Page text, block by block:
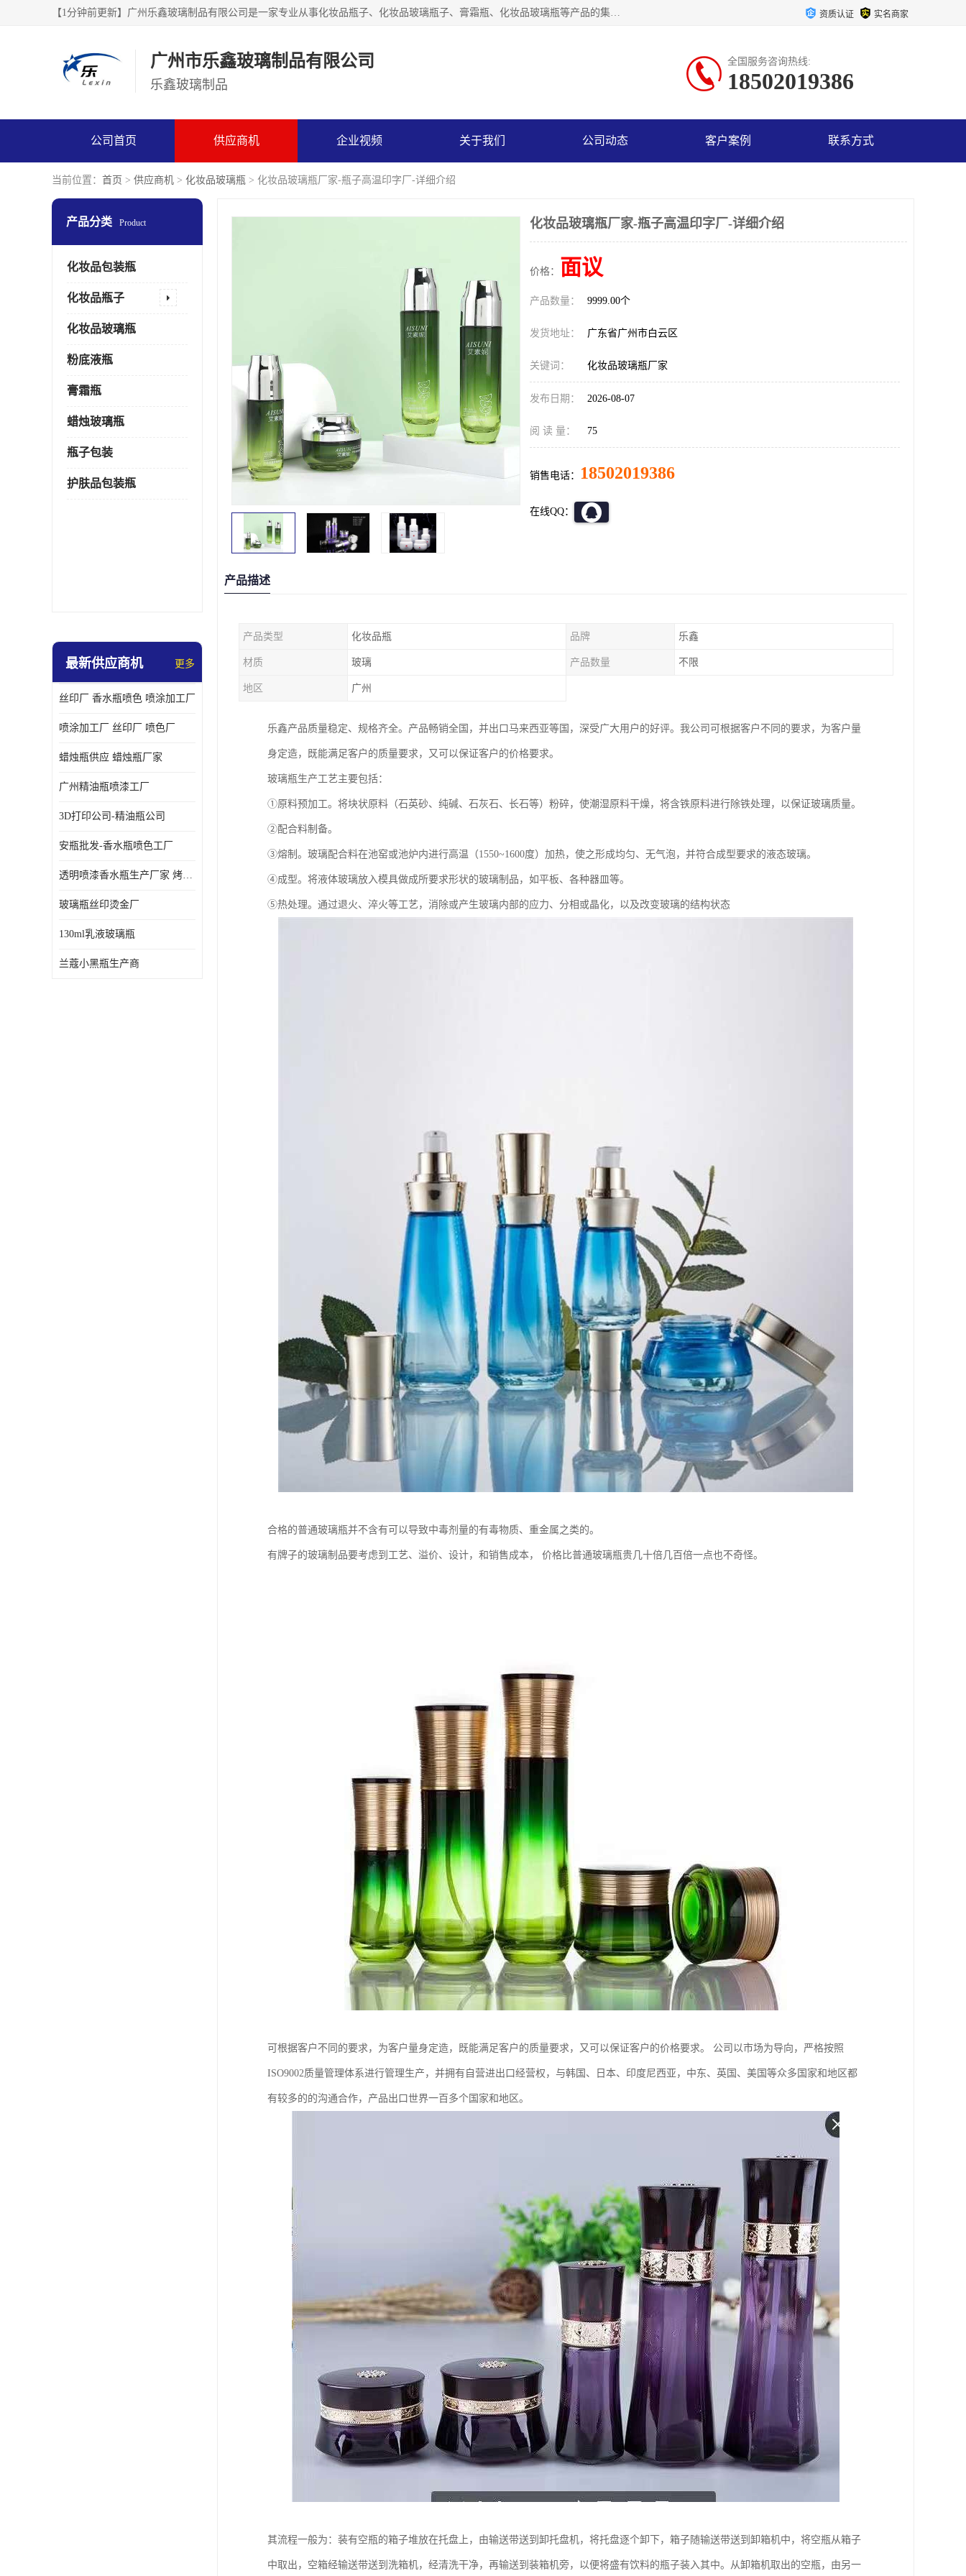
【1分钟前更新】广州乐鑫玻璃制品有限公司是一家专业从事化妆品瓶子、化妆品玻璃瓶子、膏霜瓶、化妆品玻璃瓶等产品的集开发研制、生产、销售于一体的实业型玻璃制品生产企业。产品从设计、开模、试样、生产、蒙砂、抛光、喷涂、高低温单色及多色印刷，烫金（银）到交货实现一条龙服务。 资质认证 实名商家
广州市乐鑫玻璃制品有限公司
乐鑫玻璃制品
全国服务咨询热线:
18502019386
公司首页 供应商机 企业视频 关于我们 公司动态 客户案例 联系方式
当前位置： 首页 > 供应商机 > 化妆品玻璃瓶 > 化妆品玻璃瓶厂家-瓶子高温印字厂-详细介绍
产品分类 Product
化妆品包装瓶
化妆品瓶子
化妆品玻璃瓶
粉底液瓶
膏霜瓶
蜡烛玻璃瓶
瓶子包装
护肤品包装瓶
最新供应商机 更多
丝印厂 香水瓶喷色 喷涂加工厂
喷涂加工厂 丝印厂 喷色厂
蜡烛瓶供应 蜡烛瓶厂家
广州精油瓶喷漆工厂
3D打印公司-精油瓶公司
安瓶批发-香水瓶喷色工厂
透明喷漆香水瓶生产厂家 烤漆抛光香水瓶厂家
玻璃瓶丝印烫金厂
130ml乳液玻璃瓶
兰蔻小黑瓶生产商
化妆品玻璃瓶厂家-瓶子高温印字厂-详细介绍
价格： 面议
产品数量： 9999.00个
发货地址： 广东省广州市白云区
关键词： 化妆品玻璃瓶厂家
发布日期： 2026-08-07
阅 读 量： 75
销售电话： 18502019386
在线QQ：
产品描述
产品类型 化妆品瓶 品牌 乐鑫
材质 玻璃 产品数量 不限
地区 广州
乐鑫产品质量稳定、规格齐全。产品畅销全国，并出口马来西亚等国，深受广大用户的好评。我公司可根据客户不同的要求，为客户量
身定造，既能满足客户的质量要求，又可以保证客户的价格要求。
玻璃瓶生产工艺主要包括：
①原料预加工。将块状原料（石英砂、纯碱、石灰石、长石等）粉碎，使潮湿原料干燥，将含铁原料进行除铁处理，以保证玻璃质量。
②配合料制备。
③熔制。玻璃配合料在池窑或池炉内进行高温（1550~1600度）加热，使之形成均匀、无气泡，并符合成型要求的液态玻璃。
④成型。将液体玻璃放入模具做成所要求形状的玻璃制品，如平板、各种器皿等。
⑤热处理。通过退火、淬火等工艺，消除或产生玻璃内部的应力、分相或晶化，以及改变玻璃的结构状态
合格的普通玻璃瓶并不含有可以导致中毒剂量的有毒物质、重金属之类的。
有牌子的玻璃制品要考虑到工艺、溢价、设计，和销售成本， 价格比普通玻璃瓶贵几十倍几百倍一点也不奇怪。
可根据客户不同的要求，为客户量身定造，既能满足客户的质量要求，又可以保证客户的价格要求。 公司以市场为导向，严格按照
ISO9002质量管理体系进行管理生产，并拥有自营进出口经营权，与韩国、日本、印度尼西亚，中东、英国、美国等众多国家和地区都
有较多的的沟通合作，产品出口世界一百多个国家和地区。
其流程一般为：装有空瓶的箱子堆放在托盘上，由输送带送到卸托盘机，将托盘逐个卸下，箱子随输送带送到卸箱机中，将空瓶从箱子
中取出，空箱经输送带送到洗箱机，经清洗干净，再输送到装箱机旁，以便将盛有饮料的瓶子装入其中。从卸箱机取出的空瓶，由另一